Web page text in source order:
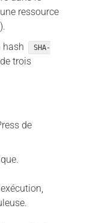
ressource
SHA-
trois
de